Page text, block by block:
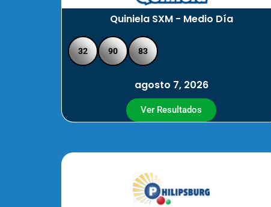
Quiniela SXM - Medio Día
32 90 83
agosto 7, 2026
Ver Resultados